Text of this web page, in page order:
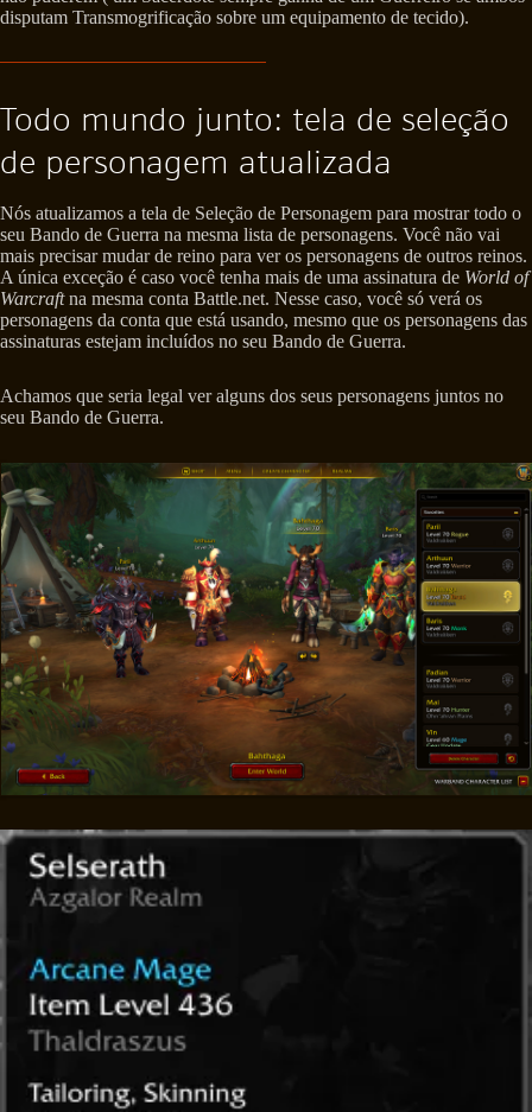
disputam Transmogrificação sobre um equipamento de tecido).
Todo mundo junto: tela de seleção
de personagem atualizada
Nós atualizamos a tela de Seleção de Personagem para mostrar todo o
seu Bando de Guerra na mesma lista de personagens. Você não vai
mais precisar mudar de reino para ver os personagens de outros reinos.
A única exceção é caso você tenha mais de uma assinatura de World of
Warcraftna mesma conta Battle.net. Nesse caso, você só verá os
personagens da conta que está usando, mesmo que os personagens das
assinaturas estejam incluídos no seu Bando de Guerra.
Achamos que seria legal ver alguns dos seus personagens juntos no
seu Bando de Guerra.